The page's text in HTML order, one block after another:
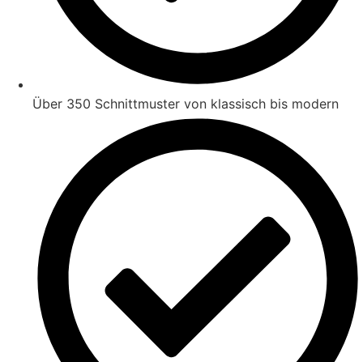
Über 350 Schnittmuster von klassisch bis modern